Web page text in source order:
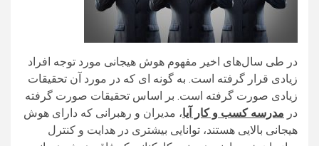
در طی سال‌های اخیر مفهوم هوش هیجانی مورد توجه افراد
زیادی قرار گرفته است. به گونه‌ ای که در مورد آن تحقیقات
زیادی صورت گرفته است. بر اساس تحقیقات صورت گرفته
در مدرسه کسب و کار آیا، مدیران و رهبرانی که دارای هوش
هیجانی بالایی هستند، توانایی بیشتری در هدایت و کنترل